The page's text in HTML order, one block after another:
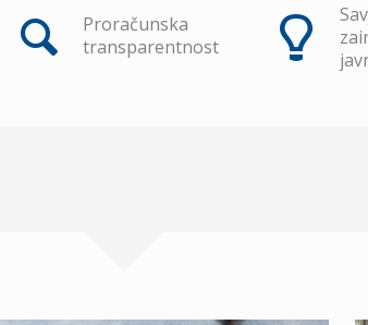
Proračunska
transparentnost